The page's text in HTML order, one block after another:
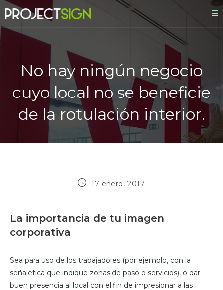
No hay ningún negocio
cuyo local no se beneficie
de la rotulación interior.
17 enero, 2017
La importancia de tu imagen
corporativa
Sea para uso de los trabajadores (por ejemplo, con la
señalética que indique zonas de paso o servicios), o dar
buen presencia al local con el fin de impresionar a las